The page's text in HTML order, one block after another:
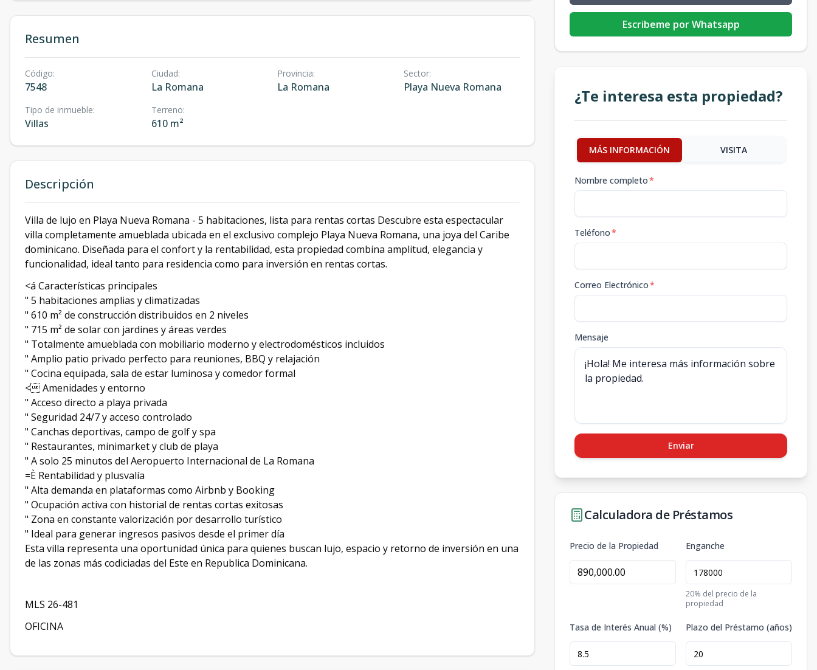
Resumen
Código:
7548
Ciudad:
La Romana
Provincia:
La Romana
Sector:
Playa Nueva Romana
Tipo de inmueble:
Villas
Terreno:
610 m²
Descripción
Villa de lujo en Playa Nueva Romana - 5 habitaciones, lista para rentas cortas Descubre esta espectacular
villa completamente amueblada ubicada en el exclusivo complejo Playa Nueva Romana, una joya del Caribe
dominicano. Diseñada para el confort y la rentabilidad, esta propiedad combina amplitud, elegancia y
funcionalidad, ideal tanto para residencia como para inversión en rentas cortas.
<á Características principales
" 5 habitaciones amplias y climatizadas
" 610 m² de construcción distribuidos en 2 niveles
" 715 m² de solar con jardines y áreas verdes
" Totalmente amueblada con mobiliario moderno y electrodomésticos incluidos
" Amplio patio privado perfecto para reuniones, BBQ y relajación
" Cocina equipada, sala de estar luminosa y comedor formal
< Amenidades y entorno
" Acceso directo a playa privada
" Seguridad 24/7 y acceso controlado
" Canchas deportivas, campo de golf y spa
" Restaurantes, minimarket y club de playa
" A solo 25 minutos del Aeropuerto Internacional de La Romana
=È Rentabilidad y plusvalía
" Alta demanda en plataformas como Airbnb y Booking
" Ocupación activa con historial de rentas cortas exitosas
" Zona en constante valorización por desarrollo turístico
" Ideal para generar ingresos pasivos desde el primer día
Esta villa representa una oportunidad única para quienes buscan lujo, espacio y retorno de inversión en una
de las zonas más codiciadas del Este en Republica Dominicana.
MLS 26-481
OFICINA
Escribeme por Whatsapp
¿Te interesa esta propiedad?
MÁS INFORMACIÓN VISITA
Nombre completo*
Teléfono*
Correo Electrónico*
Mensaje
Enviar
Calculadora de Préstamos
Precio de la Propiedad Enganche
20% del precio de la
propiedad
Tasa de Interés Anual (%) Plazo del Préstamo (años)